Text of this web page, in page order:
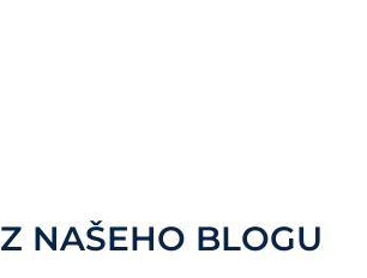
Z NAŠEHO BLOGU